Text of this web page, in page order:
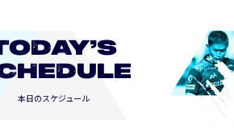
本日のスケジュール